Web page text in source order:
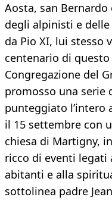
Aosta, san
degli alpinisti e
da Pio XI, lui stesso
centenario di
Congregazione del
promosso una serie
punteggiato l’intero
il 15 settembre con
chiesa di Martigny,
ricco di eventi legati
abitanti e alla
sottolinea padre